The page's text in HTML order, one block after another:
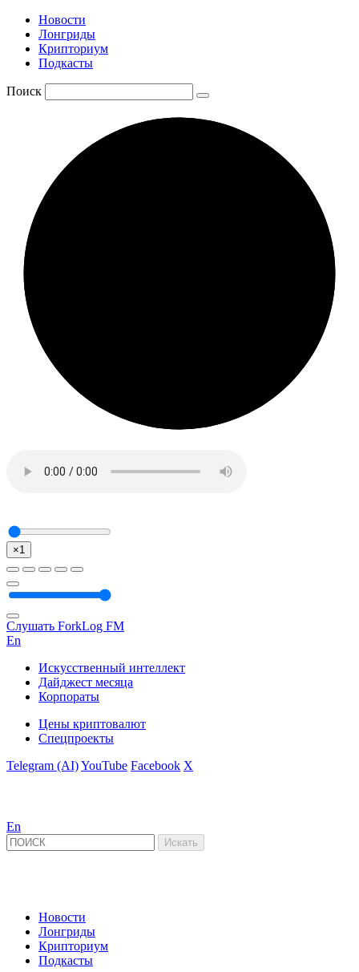
Новости
Лонгриды
Крипториум
Подкасты
Поиск
×1
Слушать ForkLog FM
En
Искусственный интеллект
Дайджест месяца
Корпораты
Цены криптовалют
Спецпроекты
Telegram (AI)YouTube Facebook X
En
Новости
Лонгриды
Крипториум
Подкасты